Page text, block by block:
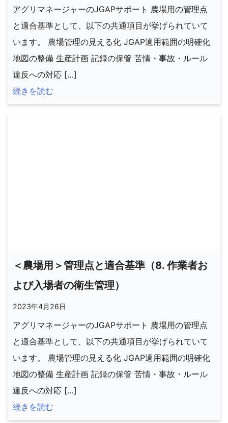
アグリマネージャーのJGAPサポート 農場用の管理点
と適合基準として、以下の共通項目が挙げられていて
います。 農場管理の見える化 JGAP適用範囲の明確化
地図の整備 生産計画 記録の保管 苦情・事故・ルール
違反への対応 […]
続きを読む
＜農場用＞管理点と適合基準（8. 作業者お
よび入場者の衛生管理）
2023年4月26日
アグリマネージャーのJGAPサポート 農場用の管理点
と適合基準として、以下の共通項目が挙げられていて
います。 農場管理の見える化 JGAP適用範囲の明確化
地図の整備 生産計画 記録の保管 苦情・事故・ルール
違反への対応 […]
続きを読む